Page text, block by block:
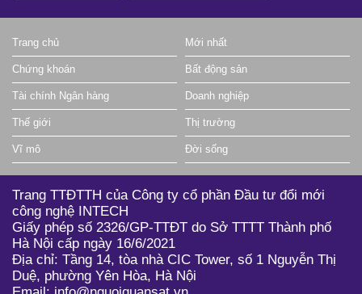
Trang chủ Mới nhất
Chứng khoán Bất động sản
Tài chính Ngân hàng Doanh nghiệp
Thế giới Thị trường
Vĩ mô Đời sống
Trang TTĐTTH của Công ty cổ phần Đầu tư đổi mới
công nghệ INTECH
Giấy phép số 2326/GP-TTĐT do Sở TTTT Thành phố
Hà Nội cấp ngày 16/6/2021
Địa chỉ: Tầng 14, tòa nhà CIC Tower, số 1 Nguyễn Thị
Duệ, phường Yên Hòa, Hà Nội